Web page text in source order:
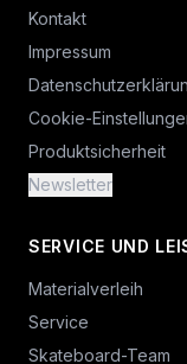
Kontakt
Impressum
Cookie-
Produktsicherheit
Newsletter
SERVICE UND
Materialverleih
Service
Skateboard-Team